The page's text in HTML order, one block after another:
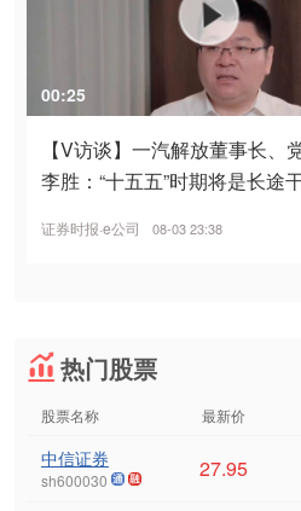
00:25
【V访谈】一汽解放董事长、
李胜：“十五五”时期将是长途
证券时报·e公司 08-03 23:38
热门股票
股票名称 最新价
中信证券
sh600030 27.95